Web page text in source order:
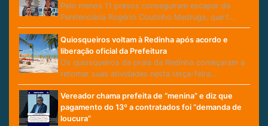
Pelo menos 11 presos conseguiram escapar da
Penitenciária Rogério Coutinho Madruga, que f…
Quiosqueiros voltam à Redinha após acordo e
liberação oficial da Prefeitura
Os quiosqueiros da praia da Redinha começaram a
retomar suas atividades nesta terça-feira…
Vereador chama prefeita de “menina” e diz que
pagamento do 13º a contratados foi “demanda de
loucura”